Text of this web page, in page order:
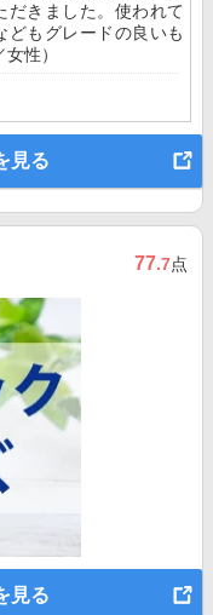
だきました。使われて
どもグレードの良いも
性）
見る
77.7点
見る